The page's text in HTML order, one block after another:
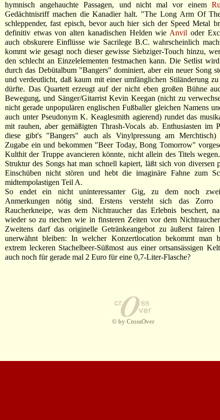
hymnisch angehauchte Passagen, und nicht mal vor einem
Gedächtnisriff machen die Kanadier halt. "The Long Arm Of
schleppender, fast episch, bevor auch hier sich der Speed Metal
definitiv etwas von alten kanadischen Helden wie Anvil oder
auch obskurere Einflüsse wie Sacrilege B.C. wahrscheinlich
kommt wie gesagt noch dieser gewisse Siebziger-Touch hinzu,
den schlecht an Einzelelementen festmachen kann. Die Setlist
durch das Debütalbum "Bangers" dominiert, aber ein neuer Song
und verdeutlicht, daß kaum mit einer umfänglichen Stiländerung zu
dürfte. Das Quartett erzeugt auf der nicht eben großen Bühne
Bewegung, und Sänger/Gitarrist Kevin Keegan (nicht zu
nicht gerade unpopulären englischen Fußballer gleichen Namens
auch unter Pseudonym K. Keaglesmith agierend) rundet das
mit rauhen, aber gemäßigten Thrash-Vocals ab. Enthusiasten im
diese gibt's "Bangers" auch als Vinylpressung am Merchtisch)
Zugabe ein und bekommen "Beer Today, Bong Tomorrow"
Kulthit der Truppe avancieren könnte, nicht allein des Titels
Struktur des Songs hat man schnell kapiert, läßt sich von diversen
Einschüben nicht stören und hebt die imaginäre Fahne zum
midtempolastigen Teil A.
So endet ein nicht uninteressanter Gig, zu dem noch
Anmerkungen nötig sind. Erstens versteht sich das Zorro
Raucherkneipe, was dem Nichtraucher das Erlebnis beschert,
wieder so zu riechen wie in finsteren Zeiten vor dem
Zweitens darf das originelle Getränkeangebot zu äußerst fairen
unerwähnt bleiben: In welcher Konzertlocation bekommt man
extrem leckeren Stachelbeer-Süßmost aus einer ortsansässigen
auch noch für gerade mal 2 Euro für eine 0,7-Liter-Flasche?
© by CrossOver